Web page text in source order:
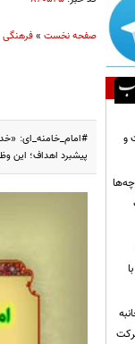
صفحه نخست»فرهنگی
#امام_خامنه_ای:
پیشبرد اهداف؛ این
و